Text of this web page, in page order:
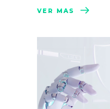
VER MÁS